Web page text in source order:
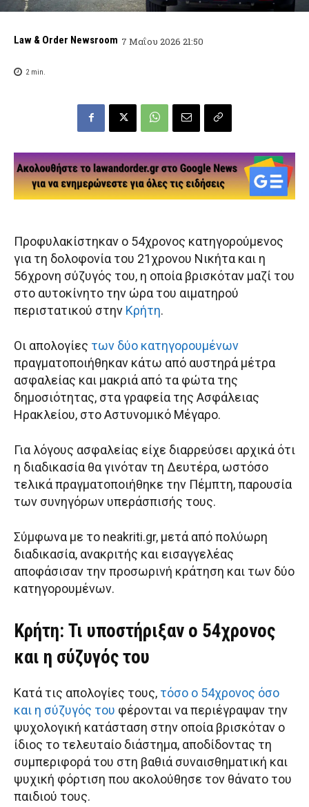
Law & Order Newsroom 7 Μαΐου 2026 21:50
2min.
Προφυλακίστηκαν ο 54χρονος κατηγορούμενος
για τη δολοφονία του 21χρονου Νικήτα και η
56χρονη σύζυγός του, η οποία βρισκόταν μαζί του
στο αυτοκίνητο την ώρα του αιματηρού
περιστατικού στην Κρήτη.
Οι απολογίες των δύο κατηγορουμένων
πραγματοποιήθηκαν κάτω από αυστηρά μέτρα
ασφαλείας και μακριά από τα φώτα της
δημοσιότητας, στα γραφεία της Ασφάλειας
Ηρακλείου, στο Αστυνομικό Μέγαρο.
Για λόγους ασφαλείας είχε διαρρεύσει αρχικά ότι
η διαδικασία θα γινόταν τη Δευτέρα, ωστόσο
τελικά πραγματοποιήθηκε την Πέμπτη, παρουσία
των συνηγόρων υπεράσπισής τους.
Σύμφωνα με το neakriti.gr, μετά από πολύωρη
διαδικασία, ανακριτής και εισαγγελέας
αποφάσισαν την προσωρινή κράτηση και των δύο
κατηγορουμένων.
Κρήτη: Τι υποστήριξαν ο 54χρονος
και η σύζυγός του
Κατά τις απολογίες τους, τόσο ο 54χρονος όσο
και η σύζυγός του φέρονται να περιέγραψαν την
ψυχολογική κατάσταση στην οποία βρισκόταν ο
ίδιος το τελευταίο διάστημα, αποδίδοντας τη
συμπεριφορά του στη βαθιά συναισθηματική και
ψυχική φόρτιση που ακολούθησε τον θάνατο του
παιδιού τους.